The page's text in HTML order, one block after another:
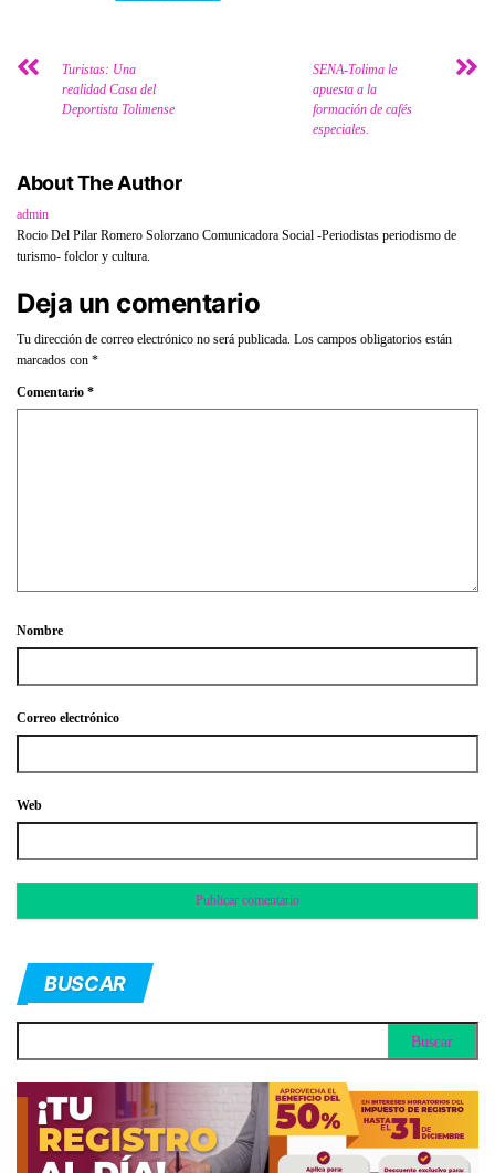
Turistas: Una
realidad Casa del
Deportista Tolimense
SENA-Tolima le
apuesta a la
formación de cafés
especiales.
About The Author
admin
Rocio Del Pilar Romero Solorzano Comunicadora Social -Periodistas periodismo de
turismo- folclor y cultura.
Deja un comentario
Tu dirección de correo electrónico no será publicada. Los campos obligatorios están
marcados con *
Comentario *
Nombre
Correo electrónico
Web
BUSCAR